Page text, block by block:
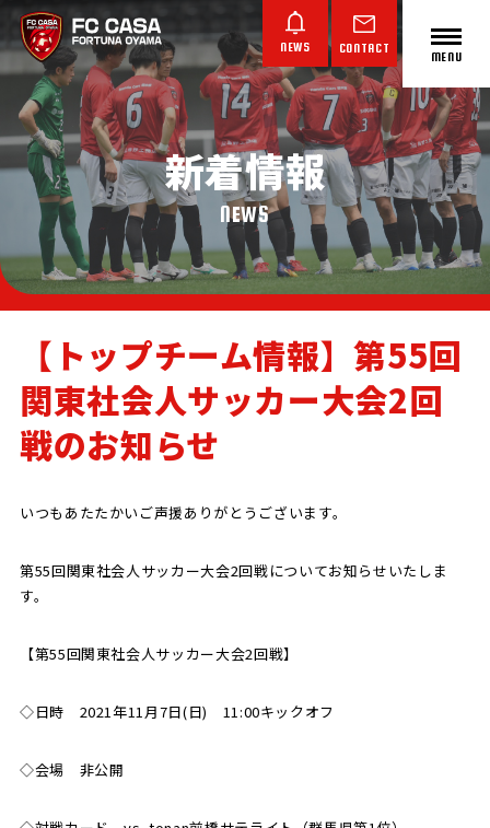
NEWS CONTACT
ABOUT FC CASA
クラブ概要
TOP TEAM
トップチーム
JUNIOR YOUTH
ジュニアユース
JUNIOR
ジュニア
スクール CPサッカー
ACADEMY
パートナー
MENU
新着情報
NEWS
【トップチーム情報】第55回
関東社会人サッカー大会2回
戦のお知らせ
いつもあたたかいご声援ありがとうございます。
第55回関東社会人サッカー大会2回戦についてお知らせいたしま
す。
【第55回関東社会人サッカー大会2回戦】
◇日時 2021年11月7日(日) 11:00キックオフ
◇会場 非公開